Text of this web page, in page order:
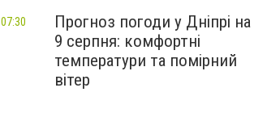
Прогноз погоди у Дніпрі на
9 серпня: комфортні
температури та помірний
вітер
07:30